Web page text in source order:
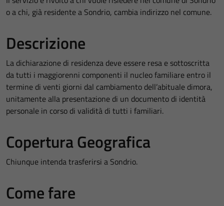
o a chi, già residente a Sondrio, cambia indirizzo nel comune.
Descrizione
La dichiarazione di residenza deve essere resa e sottoscritta
da tutti i maggiorenni componenti il nucleo familiare entro il
termine di venti giorni dal cambiamento dell’abituale dimora,
unitamente alla presentazione di un documento di identità
personale in corso di validità di tutti i familiari.
Copertura Geografica
Chiunque intenda trasferirsi a Sondrio.
Come fare